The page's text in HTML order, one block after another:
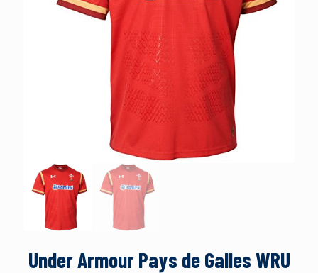
Under Armour Pays de Galles WRU